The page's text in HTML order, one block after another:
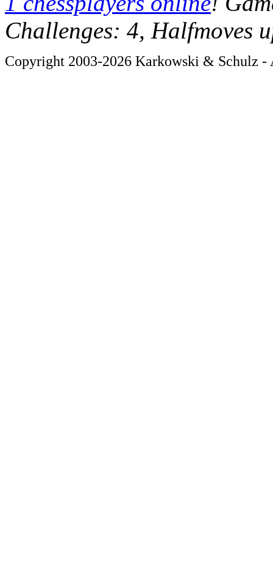
Challenges: 4, Halfmoves
Copyright 2003-2026 Karkowski & Schulz